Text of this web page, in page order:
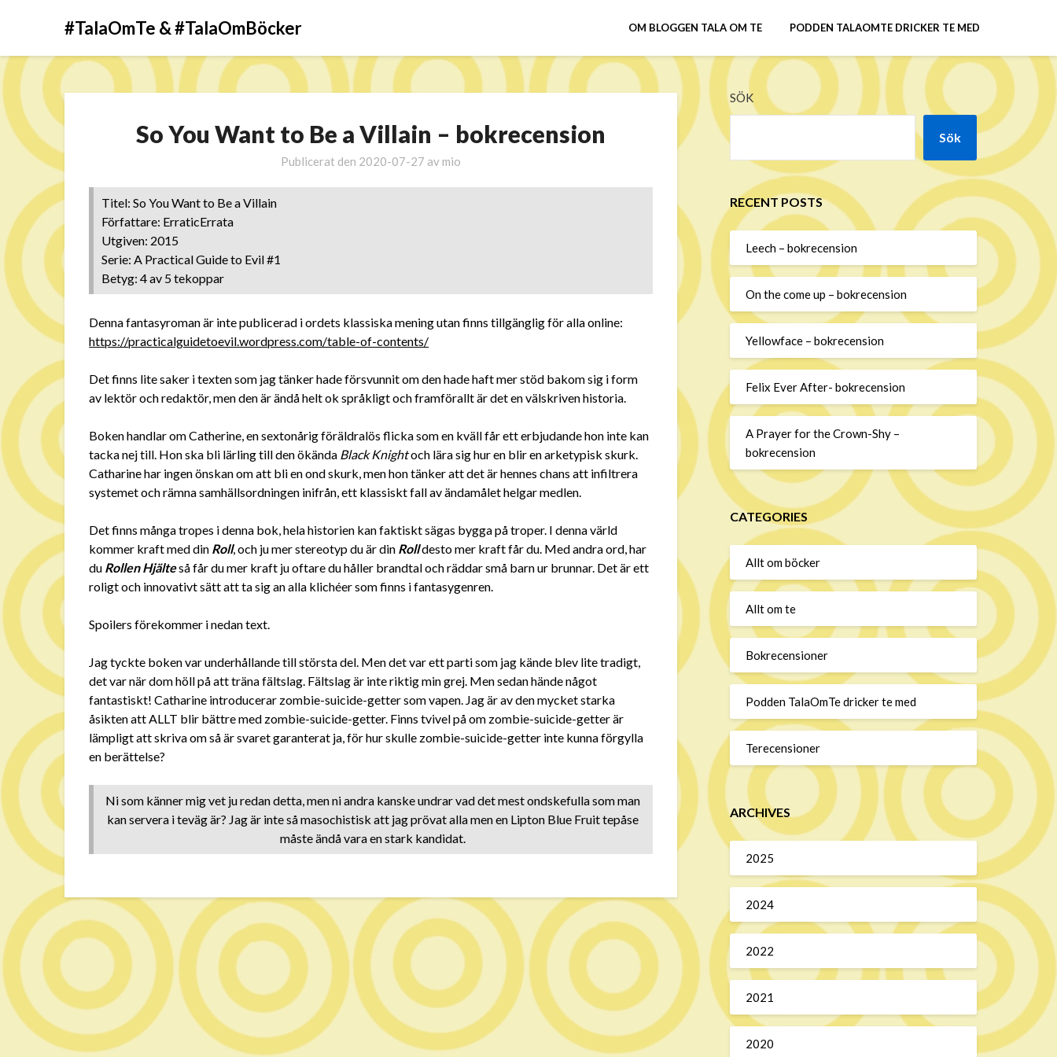
#TalaOmTe & #TalaOmBöcker OM BLOGGEN TALA OM TE PODDEN TALAOMTE DRICKER TE MED
So You Want to Be a Villain – bokrecension
Publicerat den 2020-07-27 av mio
Titel: So You Want to Be a Villain
Författare: ErraticErrata
Utgiven: 2015
Serie: A Practical Guide to Evil #1
Betyg: 4 av 5 tekoppar
Denna fantasyroman är inte publicerad i ordets klassiska mening utan finns tillgänglig för alla online:
https://practicalguidetoevil.wordpress.com/table-of-contents/
Det finns lite saker i texten som jag tänker hade försvunnit om den hade haft mer stöd bakom sig i form
av lektör och redaktör, men den är ändå helt ok språkligt och framförallt är det en välskriven historia.
Boken handlar om Catherine, en sextonårig föräldralös flicka som en kväll får ett erbjudande hon inte kan
tacka nej till. Hon ska bli lärling till den ökända Black Knightoch lära sig hur en blir en arketypisk skurk.
Catharine har ingen önskan om att bli en ond skurk, men hon tänker att det är hennes chans att infiltrera
systemet och rämna samhällsordningen inifrån, ett klassiskt fall av ändamålet helgar medlen.
Det finns många tropes i denna bok, hela historien kan faktiskt sägas bygga på troper. I denna värld
kommer kraft med din Roll, och ju mer stereotyp du är din Rolldesto mer kraft får du. Med andra ord, har
du Rollen Hjälteså får du mer kraft ju oftare du håller brandtal och räddar små barn ur brunnar. Det är ett
roligt och innovativt sätt att ta sig an alla klichéer som finns i fantasygenren.
Spoilers förekommer i nedan text.
Jag tyckte boken var underhållande till största del. Men det var ett parti som jag kände blev lite tradigt,
det var när dom höll på att träna fältslag. Fältslag är inte riktig min grej. Men sedan hände något
fantastiskt! Catharine introducerar zombie-suicide-getter som vapen. Jag är av den mycket starka
åsikten att ALLT blir bättre med zombie-suicide-getter. Finns tvivel på om zombie-suicide-getter är
lämpligt att skriva om så är svaret garanterat ja, för hur skulle zombie-suicide-getter inte kunna förgylla
en berättelse?
Ni som känner mig vet ju redan detta, men ni andra kanske undrar vad det mest ondskefulla som man
kan servera i teväg är? Jag är inte så masochistisk att jag prövat alla men en Lipton Blue Fruit tepåse
måste ändå vara en stark kandidat.
SÖK
Sök
RECENT POSTS
Leech – bokrecension
On the come up – bokrecension
Yellowface – bokrecension
Felix Ever After- bokrecension
A Prayer for the Crown-Shy –
bokrecension
CATEGORIES
Allt om böcker
Allt om te
Bokrecensioner
Podden TalaOmTe dricker te med
Terecensioner
ARCHIVES
2025
2024
2022
2021
2020